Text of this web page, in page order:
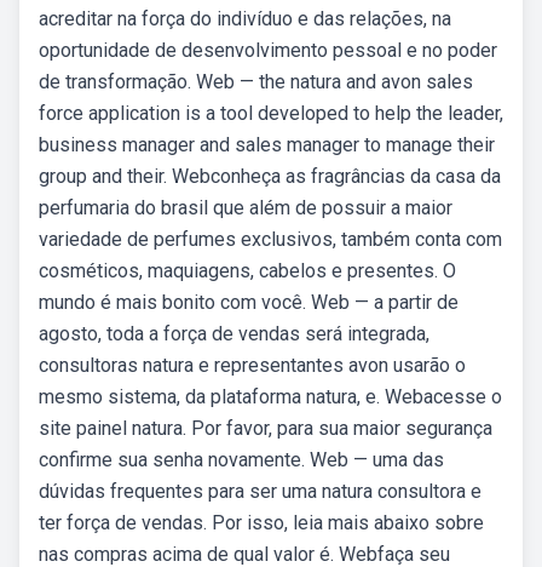
acreditar na força do indivíduo e das relações, na
oportunidade de desenvolvimento pessoal e no poder
de transformação. Web — the natura and avon sales
force application is a tool developed to help the leader,
business manager and sales manager to manage their
group and their. Webconheça as fragrâncias da casa da
perfumaria do brasil que além de possuir a maior
variedade de perfumes exclusivos, também conta com
cosméticos, maquiagens, cabelos e presentes. O
mundo é mais bonito com você. Web — a partir de
agosto, toda a força de vendas será integrada,
consultoras natura e representantes avon usarão o
mesmo sistema, da plataforma natura, e. Webacesse o
site painel natura. Por favor, para sua maior segurança
confirme sua senha novamente. Web — uma das
dúvidas frequentes para ser uma natura consultora e
ter força de vendas. Por isso, leia mais abaixo sobre
nas compras acima de qual valor é. Webfaça seu